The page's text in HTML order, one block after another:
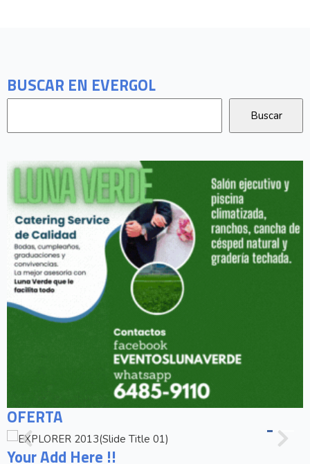
BUSCAR EN EVERGOL
OFERTA
Your Add Here !!